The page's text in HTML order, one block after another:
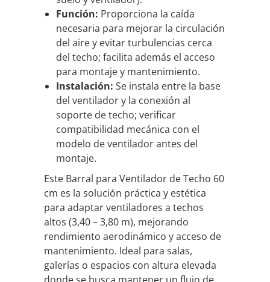
Función: Proporciona la caída
necesaria para mejorar la circulación
del aire y evitar turbulencias cerca
del techo; facilita además el acceso
para montaje y mantenimiento.
Instalación: Se instala entre la base
del ventilador y la conexión al
soporte de techo; verificar
compatibilidad mecánica con el
modelo de ventilador antes del
montaje.
Este Barral para Ventilador de Techo 60
cm es la solución práctica y estética
para adaptar ventiladores a techos
altos (3,40 – 3,80 m), mejorando
rendimiento aerodinámico y acceso de
mantenimiento. Ideal para salas,
galerías o espacios con altura elevada